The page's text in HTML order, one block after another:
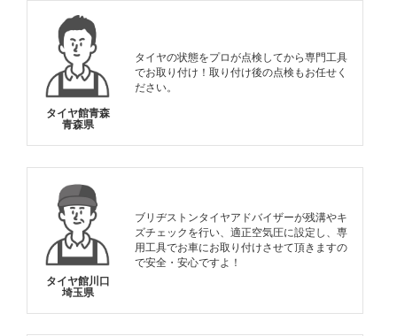
タイヤ館青森
青森県
タイヤの状態をプロが点検してから専門工具
でお取り付け！取り付け後の点検もお任せく
ださい。
タイヤ館川口
埼玉県
ブリヂストンタイヤアドバイザーが残溝やキ
ズチェックを行い、適正空気圧に設定し、専
用工具でお車にお取り付けさせて頂きますの
で安全・安心ですよ！